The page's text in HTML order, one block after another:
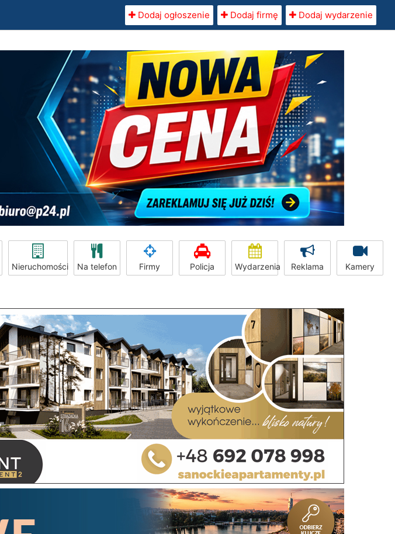
Dodaj ogłoszenie Dodaj firmę Dodaj wydarzenie
Nieruchomości Na telefon Firmy Policja Wydarzenia Reklama Kamery